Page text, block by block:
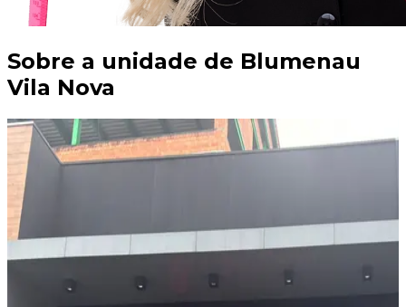
Sobre a unidade de Blumenau
Vila Nova